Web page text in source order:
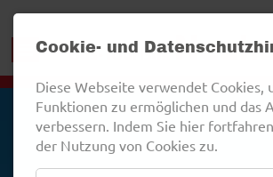
Cookie- und
Diese Webseite verwendet Cookies,
Funktionen zu ermöglichen und das
verbessern. Indem Sie hier
der Nutzung von Cookies zu.